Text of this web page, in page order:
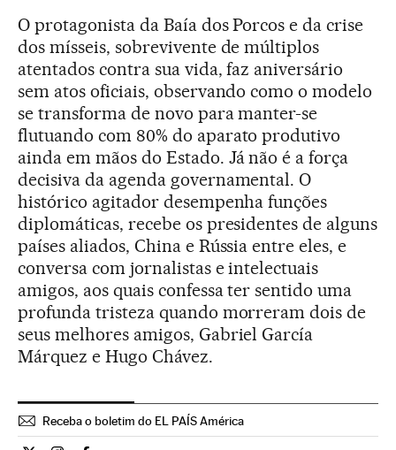
O protagonista da Baía dos Porcos e da crise
dos mísseis, sobrevivente de múltiplos
atentados contra sua vida, faz aniversário
sem atos oficiais, observando como o modelo
se transforma de novo para manter-se
flutuando com 80% do aparato produtivo
ainda em mãos do Estado. Já não é a força
decisiva da agenda governamental. O
histórico agitador desempenha funções
diplomáticas, recebe os presidentes de alguns
países aliados, China e Rússia entre eles, e
conversa com jornalistas e intelectuais
amigos, aos quais confessa ter sentido uma
profunda tristeza quando morreram dois de
seus melhores amigos, Gabriel García
Márquez e Hugo Chávez.
Receba o boletim do EL PAÍS América